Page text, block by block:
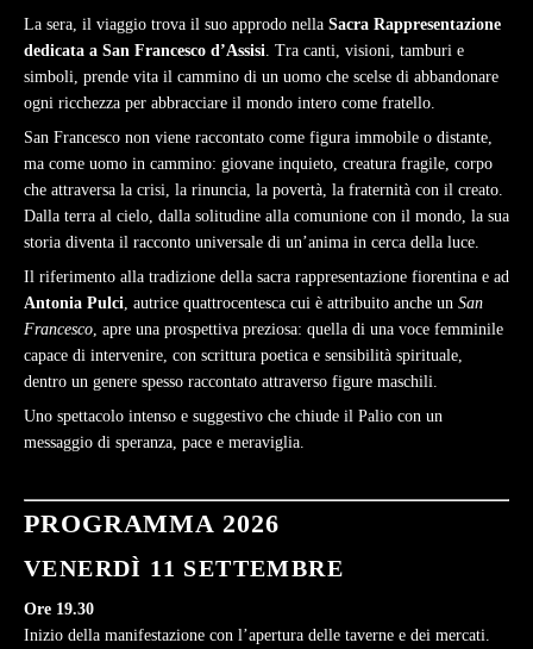
La sera, il viaggio trova il suo approdo nella Sacra Rappresentazione
dedicata a San Francesco d’Assisi. Tra canti, visioni, tamburi e
simboli, prende vita il cammino di un uomo che scelse di abbandonare
ogni ricchezza per abbracciare il mondo intero come fratello.
San Francesco non viene raccontato come figura immobile o distante,
ma come uomo in cammino: giovane inquieto, creatura fragile, corpo
che attraversa la crisi, la rinuncia, la povertà, la fraternità con il creato.
Dalla terra al cielo, dalla solitudine alla comunione con il mondo, la sua
storia diventa il racconto universale di un’anima in cerca della luce.
Il riferimento alla tradizione della sacra rappresentazione fiorentina e ad
Antonia Pulci, autrice quattrocentesca cui è attribuito anche un San
Francesco, apre una prospettiva preziosa: quella di una voce femminile
capace di intervenire, con scrittura poetica e sensibilità spirituale,
dentro un genere spesso raccontato attraverso figure maschili.
Uno spettacolo intenso e suggestivo che chiude il Palio con un
messaggio di speranza, pace e meraviglia.
PROGRAMMA 2026
VENERDÌ 11 SETTEMBRE
Ore 19.30
Inizio della manifestazione con l’apertura delle taverne e dei mercati.